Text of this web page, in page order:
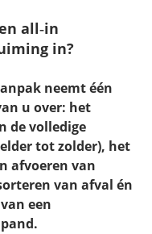
all‑in
in?
neemt één
u over: het
de volledige
tot zolder), het
afvoeren van
van afval én
een
.